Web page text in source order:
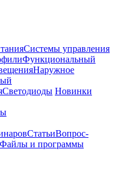
Системы управления
Функциональный
Наружное
Светодиоды Новинки
СтатьиВопрос-
Файлы и программы